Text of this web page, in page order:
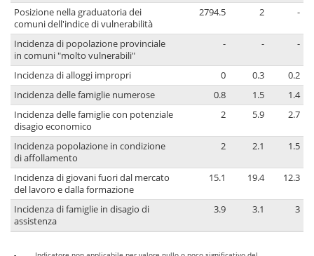
Posizione nella graduatoria dei
comuni dell'indice di vulnerabilità
2794.5 2 -
Incidenza di popolazione provinciale
in comuni "molto vulnerabili"
- - -
Incidenza di alloggi impropri 0 0.3
0.2
Incidenza delle famiglie numerose
0.8 1.5
1.4
Incidenza delle famiglie con potenziale
disagio economico
2 5.9 2.7
Incidenza popolazione in condizione
di affollamento
2 2.1 1.5
Incidenza di giovani fuori dal mercato
del lavoro e dalla formazione
15.1 19.4 12.3
Incidenza di famiglie in disagio di
assistenza
3.9 3.1 3